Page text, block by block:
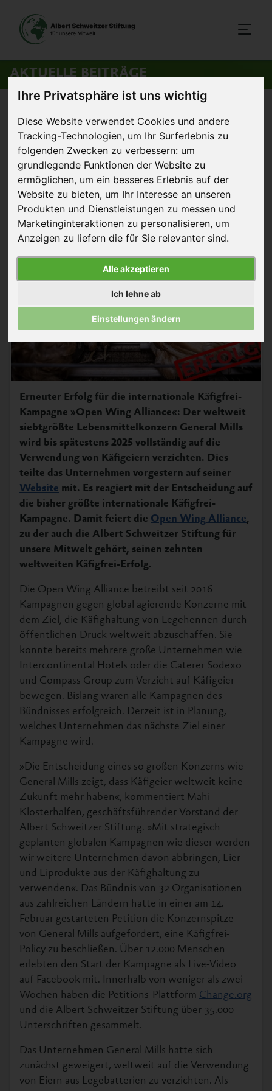
Ihre Privatsphäre ist uns wichtig
Diese Website verwendet Cookies und andere
Tracking-Technologien, um Ihr Surferlebnis zu
folgenden Zwecken zu verbessern: um
grundlegende Funktionen der Website zu
ermöglichen, um ein besseres Erlebnis auf der
Website zu bieten, um Ihr Interesse an unseren
Produkten und Dienstleistungen zu messen und
Marketinginteraktionen zu personalisieren, um
Anzeigen zu liefern die für Sie relevanter sind.
Alle akzeptieren
Ich lehne ab
Einstellungen ändern
AKTUELLE BEITRÄGE
Käfigeier
2. März 2017 Pressemitteilung
Kampagnenerfolg: General Mills
ohne Käfigeier
Erneuter Erfolg für die internationale Käfigfrei-
Kampagne »Open Wing Alliance«: Der weltweit
siebtgrößte Lebensmittelkonzern General Mills
wird bis spätestens 2025 vollständig auf die
Verwendung von Käfigeiern verzichten. Dies
teilte das Unternehmen vorgestern auf seiner
Website mit. Es reagiert mit der Entscheidung auf
die bisher größte internationale Käfigfrei-
Kampagne. Damit feiert die Open Wing Alliance,
zu der auch die Albert Schweitzer Stiftung für
unsere Mitwelt gehört, seinen zehnten
weltweiten Käfigfrei-Erfolg.
Die Open Wing Alliance betreibt seit 2016
Kampagnen gegen global agierende Konzerne mit
dem Ziel, die Käfighaltung von Legehennen durch
öffentlichen Druck weltweit abzuschaffen. Sie
konnte bereits mehrere große Unternehmen wie
Intercontinental Hotels oder die Caterer Sodexo
und Compass Group zum Verzicht auf Käfigeier
bewegen. Bislang waren alle Kampagnen des
Bündnisses erfolgreich. Derzeit ist in Planung,
welches Unternehmen das nächste Ziel einer
Kampagne wird.
»Die Entscheidung eines so großen Konzerns wie
General Mills zeigt, dass Käfigeier weltweit keine
Zukunft mehr haben«, kommentiert Mahi
Klosterhalfen, geschäftsführender Vorstand der
Albert Schweitzer Stiftung. »Mit strategisch
geplanten globalen Kampagnen wie dieser werden
wir weitere Unternehmen davon abbringen, Eier
und Eiprodukte aus der Käfighaltung zu
verwenden«. Das Bündnis von 32 Organisationen
aus zahlreichen Ländern hatte in einer am 14.
Februar gestarteten Petition die Konzernspitze
von General Mills aufgefordert, eine Käfigfrei-
Policy zu beschließen. Über 12.000 Menschen
erlebten den Start der Kampagne als Live-Video
auf Facebook mit. Innerhalb von weniger als zwei
Wochen haben die Petitions-Plattform Change.org
und die Albert Schweitzer Stiftung über 35.000
Unterschriften gesammelt.
Das Unternehmen General Mills hatte sich
zunächst geweigert, weltweit auf die Verwendung
von Eiern aus Legebatterien zu verzichten. Als